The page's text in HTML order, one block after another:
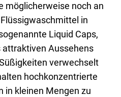
möglicherweise noch an
in
Liquid Caps,
attraktiven Aussehens
verwechselt
hochkonzentrierte
in kleinen Mengen zu